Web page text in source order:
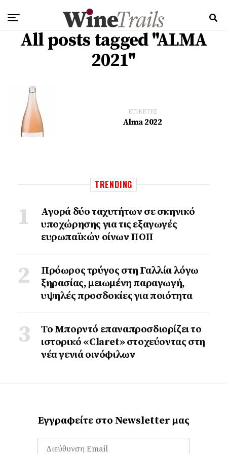
All posts tagged "ALMA
2021"
ΕΤΙΚΕΤΕΣ
Alma 2022
TRENDING
Αγορά δύο ταχυτήτων σε σκηνικό
υποχώρησης για τις εξαγωγές
ευρωπαϊκών οίνων ΠΟΠ
Πρόωρος τρύγος στη Γαλλία λόγω
ξηρασίας, μειωμένη παραγωγή,
υψηλές προσδοκίες για ποιότητα
Το Μπορντό επαναπροσδιορίζει το
ιστορικό «Claret» στοχεύοντας στη
νέα γενιά οινόφιλων
Εγγραφείτε στο Newsletter μας